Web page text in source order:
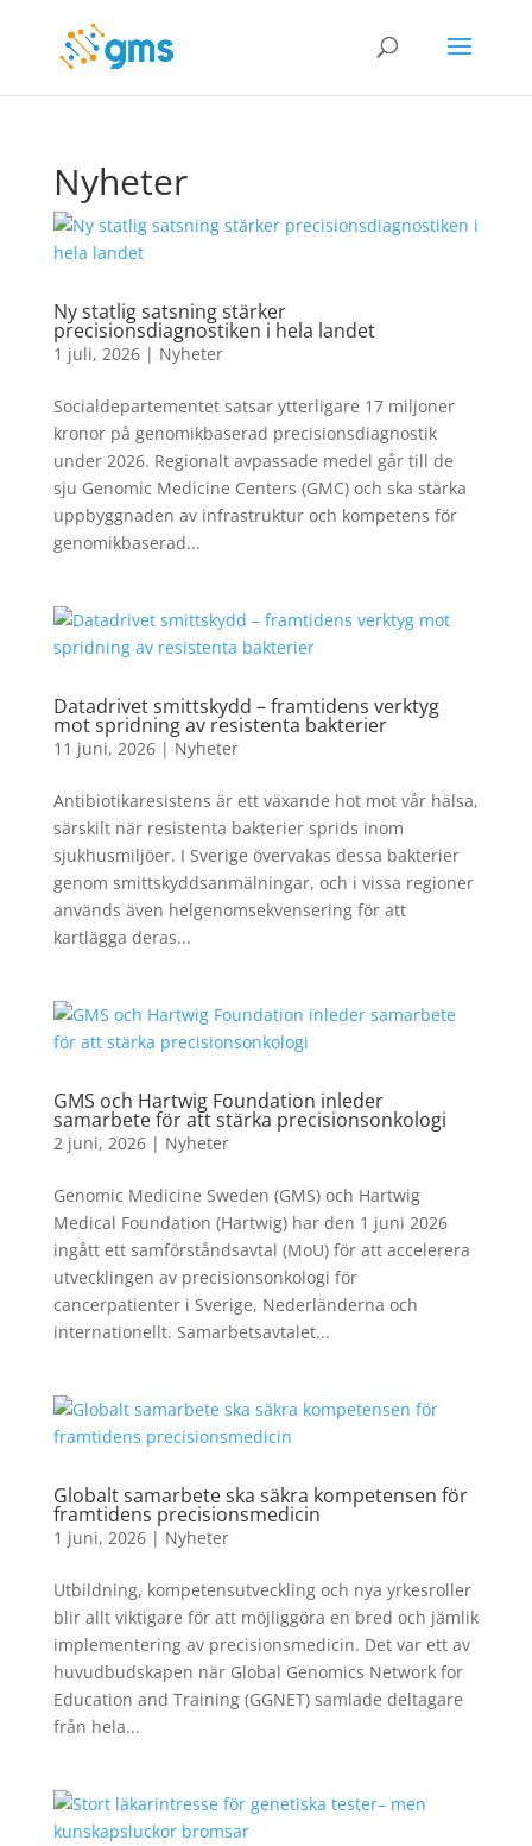
Nyheter
Ny statlig satsning stärker
precisionsdiagnostiken i hela landet
1 juli, 2026| Nyheter
Socialdepartementet satsar ytterligare 17 miljoner
kronor på genomikbaserad precisionsdiagnostik
under 2026. Regionalt avpassade medel går till de
sju Genomic Medicine Centers (GMC) och ska stärka
uppbyggnaden av infrastruktur och kompetens för
genomikbaserad...
Datadrivet smittskydd – framtidens verktyg
mot spridning av resistenta bakterier
11 juni, 2026| Nyheter
Antibiotikaresistens är ett växande hot mot vår hälsa,
särskilt när resistenta bakterier sprids inom
sjukhusmiljöer. I Sverige övervakas dessa bakterier
genom smittskyddsanmälningar, och i vissa regioner
används även helgenomsekvensering för att
kartlägga deras...
GMS och Hartwig Foundation inleder
samarbete för att stärka precisionsonkologi
2 juni, 2026| Nyheter
Genomic Medicine Sweden (GMS) och Hartwig
Medical Foundation (Hartwig) har den 1 juni 2026
ingått ett samförståndsavtal (MoU) för att accelerera
utvecklingen av precisionsonkologi för
cancerpatienter i Sverige, Nederländerna och
internationellt. Samarbetsavtalet...
Globalt samarbete ska säkra kompetensen för
framtidens precisionsmedicin
1 juni, 2026| Nyheter
Utbildning, kompetensutveckling och nya yrkesroller
blir allt viktigare för att möjliggöra en bred och jämlik
implementering av precisionsmedicin. Det var ett av
huvudbudskapen när Global Genomics Network for
Education and Training (GGNET) samlade deltagare
från hela...